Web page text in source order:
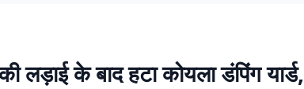
के बाद हटा कोयला डंपिंग यार्ड,